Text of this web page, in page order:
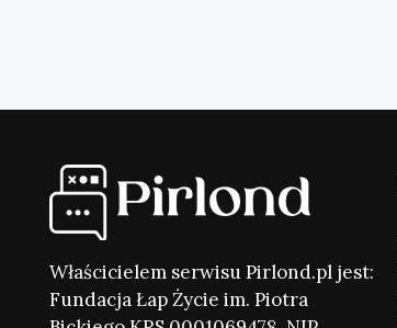
Właścicielem serwisu Pirlond.pl jest:
Fundacja Łap Życie im. Piotra